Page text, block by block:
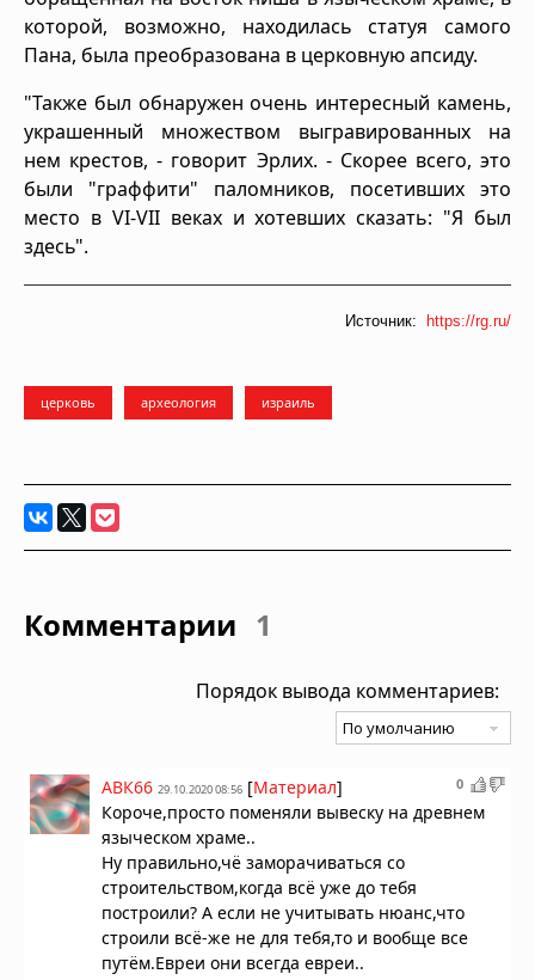
которой, возможно, находилась статуя самого
Пана, была преобразована в церковную апсиду.
"Также был обнаружен очень интересный камень,
украшенный множеством выгравированных на
нем крестов, - говорит Эрлих. - Скорее всего, это
были "граффити" паломников, посетивших это
место в VI-VII веках и хотевших сказать: "Я был
здесь".
Источник: https://rg.ru/
церковь археология израиль
Комментарии 1
Порядок вывода комментариев:
0
АВК66 29.10.2020 08:56 [Материал]
Короче,просто поменяли вывеску на древнем
языческом храме..
Ну правильно,чё заморачиваться со
строительством,когда всё уже до тебя
построили? А если не учитывать нюанс,что
строили всё-же не для тебя,то и вообще все
путём.Евреи они всегда евреи..